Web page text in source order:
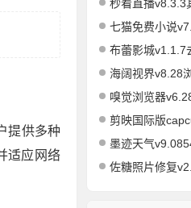
提供多种
适应网络
秒看直播v8.3.3其它版本
七猫免费小说
布蕾影城v1.1.7去广
海阔视界v8.28浏览与
嗅觉浏览器v6.28无
剪映国际版
墨迹天气
佐糖照片修复v2.1.0高